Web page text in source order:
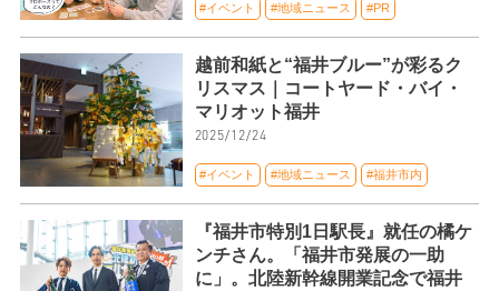
#イベント #地域ニュース #PR
越前和紙と“福井ブルー”が彩るク
リスマス｜コートヤード・バイ・
マリオット福井
2025/12/24
#イベント #地域ニュース #福井市内
『福井市特別1日駅長』就任の橘ケ
ンチさん。「福井市発展の一助
に」。北陸新幹線開業記念で福井